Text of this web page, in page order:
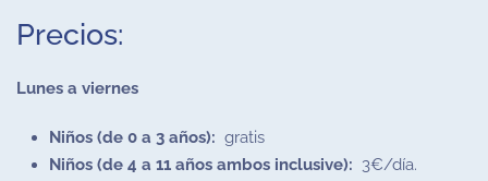
Precios:
Lunes a viernes
Niños (de 0 a 3 años): gratis
Niños (de 4 a 11 años ambos inclusive): 3€/día.